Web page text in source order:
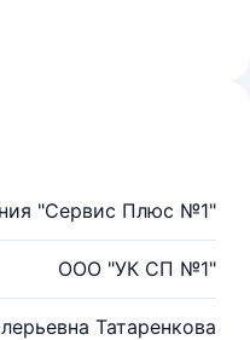
"Сервис Плюс №1"
ООО "УК СП №1"
Татаренкова